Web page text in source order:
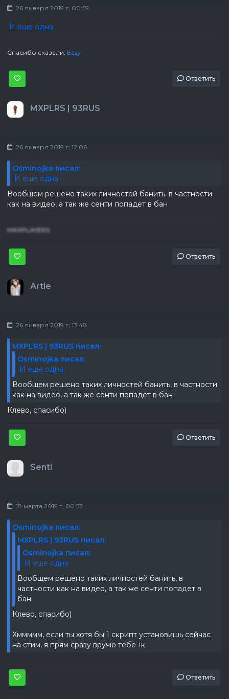
26 января 2019 г, 00:59
И еще одна
Спасибо сказали: Easy
Ответить
MXPLRS | 93RUS
26 января 2019 г, 12:06
Osminojka писал:
И еще одна
Вообщем решено таких личностей банить, в частности
как на видео, а так же сенти попадет в бан
MAXPLAYERS
Ответить
Artie
26 января 2019 г, 13:48
MXPLRS | 93RUS писал:
Osminojka писал:
И еще одна
Вообщем решено таких личностей банить, в частности
как на видео, а так же сенти попадет в бан
Клево, спасибо)
Ответить
Senti
18 марта 2019 г, 00:52
Osminojka писал:
MXPLRS | 93RUS писал:
Osminojka писал:
И еще одна
Вообщем решено таких личностей банить, в
частности как на видео, а так же сенти попадет в
бан
Клево, спасибо)
Хммммм, если ты хотя бы 1 скрипт установишь сейчас
на стим, я прям сразу вручю тебе 1к
Ответить